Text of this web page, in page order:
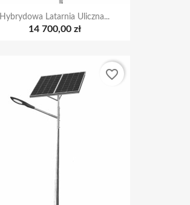
Hybrydowa Latarnia Uliczna...
14 700,00 zł
favorite_border